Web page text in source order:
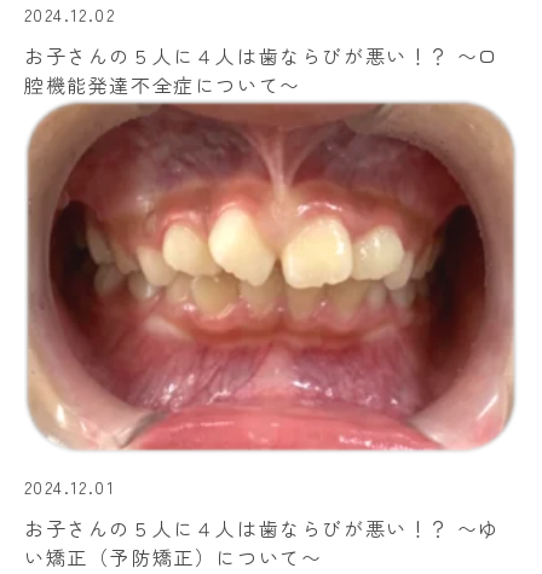
2024.12.02
お子さんの５人に４人は歯ならびが悪い！？ 〜口
腔機能発達不全症について〜
2024.12.01
お子さんの５人に４人は歯ならびが悪い！？ 〜ゆ
い矯正（予防矯正）について〜